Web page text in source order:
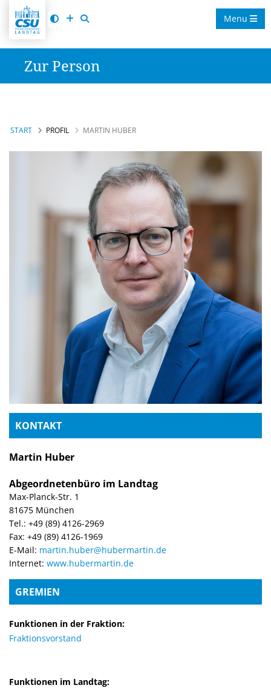
Menu
Zur Person
START PROFIL MARTIN HUBER
KONTAKT
Martin Huber
Abgeordnetenbüro im Landtag
Max-Planck-Str. 1
81675 München
Tel.: +49 (89) 4126-2969
Fax: +49 (89) 4126-1969
E-Mail: martin.huber@hubermartin.de
Internet: www.hubermartin.de
GREMIEN
Funktionen in der Fraktion:
Fraktionsvorstand
Funktionen im Landtag: